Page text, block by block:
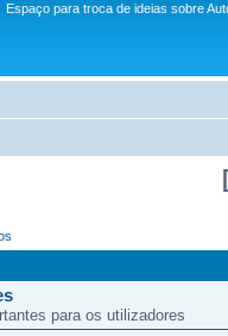
Espaço para troca de ideias sobre
para os utilizadores